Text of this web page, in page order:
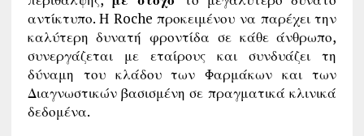
αντίκτυπο. Η Roche προκειμένου να παρέχει την
καλύτερη δυνατή φροντίδα σε κάθε άνθρωπο,
συνεργάζεται με εταίρους και συνδυάζει τη
δύναμη του κλάδου των Φαρμάκων και των
Διαγνωστικών βασισμένη σε πραγματικά κλινικά
δεδομένα.